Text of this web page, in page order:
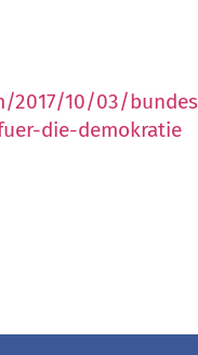
2017/10/03/
die-demokratie